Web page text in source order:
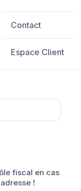
Contact
Espace Client
fiscal en cas
!